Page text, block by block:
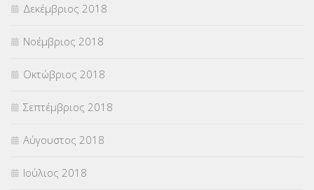
Δεκέμβριος 2018
Νοέμβριος 2018
Οκτώβριος 2018
Σεπτέμβριος 2018
Αύγουστος 2018
Ιούλιος 2018